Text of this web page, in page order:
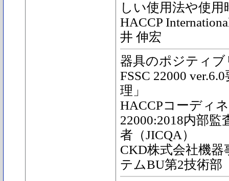
しい使用法や使
HACCP
井 伸宏
器具のポジティ
FSSC 22000
理」
HACCPコーディ
22000:2018内部
者（JICQA）
CKD株式会社機
テムBU第2技術